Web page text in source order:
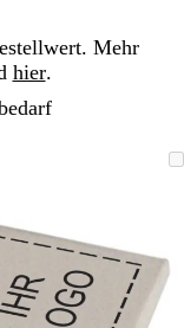
Mehr
hier.